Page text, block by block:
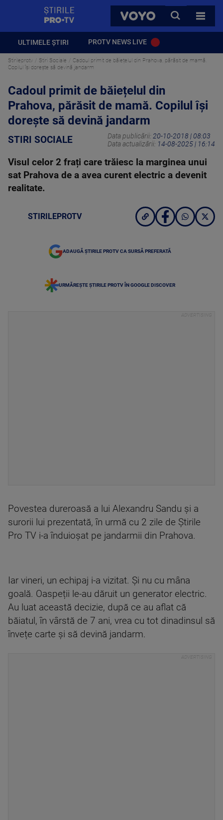
VOYO
CAUTA
TOATE
ULTIMELE ȘTIRI PROTV NEWS LIVE
Stirileprotv Stiri Sociale
Cadoul primit de băiețelul din Prahova, părăsit de mamă.
Copilul își dorește să devină jandarm
Cadoul primit de băiețelul din
Prahova, părăsit de mamă. Copilul își
dorește să devină jandarm
STIRI SOCIALE Data publicării: 20-10-2018 | 08:03
Data actualizării: 14-08-2025 | 16:14
Visul celor 2 frați care trăiesc la marginea unui
sat Prahova de a avea curent electric a devenit
realitate.
STIRILEPROTV
ADAUGĂ ȘTIRILE PROTV CA SURSĂ PREFERATĂ
URMĂREȘTE ȘTIRILE PROTV ÎN GOOGLE DISCOVER
Povestea dureroasă a lui Alexandru Sandu și a
surorii lui prezentată, în urmă cu 2 zile de Știrile
Pro TV i-a înduioșat pe jandarmii din Prahova.
Iar vineri, un echipaj i-a vizitat. Și nu cu mâna
goală. Oaspeții le-au dăruit un generator electric.
Au luat această decizie, după ce au aflat că
băiatul, în vârstă de 7 ani, vrea cu tot dinadinsul să
învețe carte și să devină jandarm.